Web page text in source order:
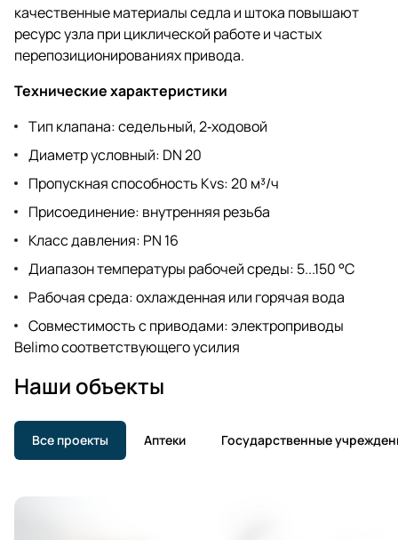
качественные материалы седла и штока повышают
ресурс узла при циклической работе и частых
перепозиционированиях привода.
Технические характеристики
Тип клапана: седельный, 2‑ходовой
Диаметр условный: DN 20
Пропускная способность Kvs: 20 м³/ч
Присоединение: внутренняя резьба
Класс давления: PN 16
Диапазон температуры рабочей среды: 5...150 °C
Рабочая среда: охлажденная или горячая вода
Совместимость с приводами: электроприводы
Belimo соответствующего усилия
Наши объекты
Все проекты Аптеки Государственные